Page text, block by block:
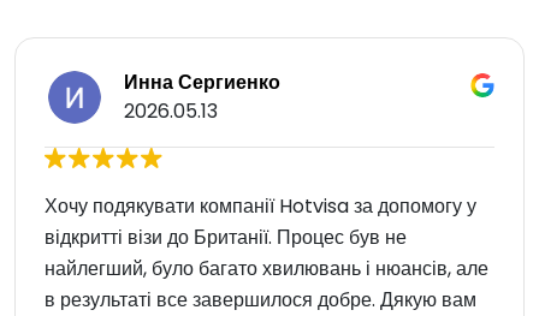
Инна Сергиенко
2026.05.13
Хочу подякувати компанії Hotvisa за допомогу у
відкритті візи до Британії. Процес був не
найлегший, було багато хвилювань і нюансів, але
в результаті все завершилося добре. Дякую вам